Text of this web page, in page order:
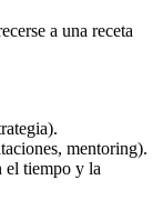
a una receta
mentoring).
el tiempo y la